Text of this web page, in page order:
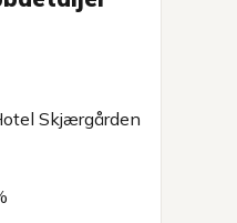
Skjærgården